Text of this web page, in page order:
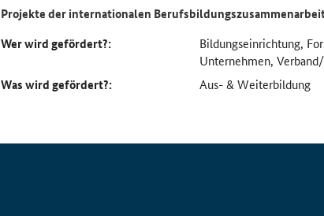
Projekte der internationalen
Wer wird gefördert?:
Bildungseinrichtung,
Unternehmen,
Was wird gefördert?: Aus- & Weiterbildung